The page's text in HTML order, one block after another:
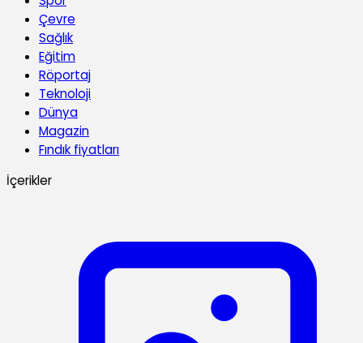
Çevre
Sağlık
Eğitim
Röportaj
Teknoloji
Dünya
Magazin
Fındık fiyatları
İçerikler